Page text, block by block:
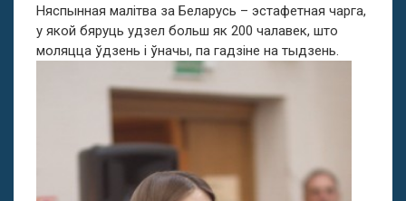
Няспынная малітва за Беларусь – эстафетная чарга,
у якой бяруць удзел больш як 200 чалавек, што
моляцца ўдзень і ўначы, па гадзіне на тыдзень.